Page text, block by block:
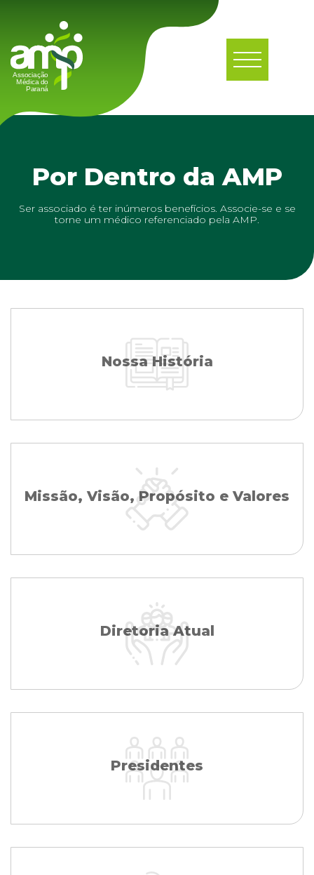
Por Dentro da AMP
Ser associado é ter inúmeros benefícios. Associe-se e se
torne um médico referenciado pela AMP.
Nossa História
Missão, Visão, Propósito e Valores
Diretoria Atual
Presidentes